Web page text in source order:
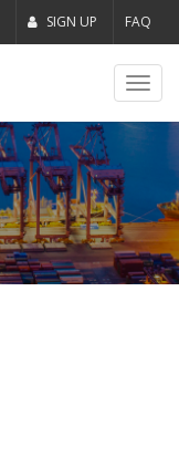
SIGN UP FAQ